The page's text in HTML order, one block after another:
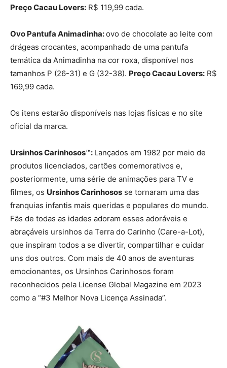
Preço Cacau Lovers: R$ 119,99 cada.
Ovo Pantufa Animadinha:ovo de chocolate ao leite com
drágeas crocantes, acompanhado de uma pantufa
temática da Animadinha na cor roxa, disponível nos
tamanhos P (26-31) e G (32-38). Preço Cacau Lovers: R$
169,99 cada.
Os itens estarão disponíveis nas lojas físicas e no site
oficial da marca.
Ursinhos Carinhosos™: Lançados em 1982 por meio de
produtos licenciados, cartões comemorativos e,
posteriormente, uma série de animações para TV e
filmes, os Ursinhos Carinhosos se tornaram uma das
franquias infantis mais queridas e populares do mundo.
Fãs de todas as idades adoram esses adoráveis e
abraçáveis ursinhos da Terra do Carinho (Care-a-Lot),
que inspiram todos a se divertir, compartilhar e cuidar
uns dos outros. Com mais de 40 anos de aventuras
emocionantes, os Ursinhos Carinhosos foram
reconhecidos pela License Global Magazine em 2023
como a “#3 Melhor Nova Licença Assinada”.